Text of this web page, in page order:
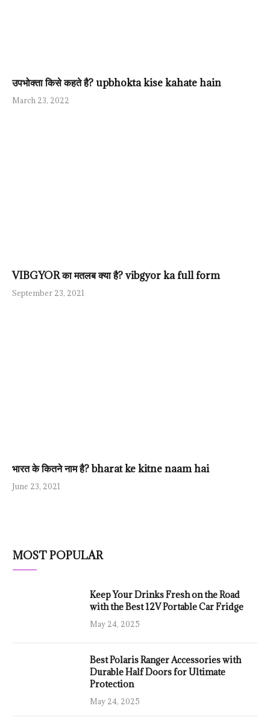
उपभोक्ता किसे कहते है? upbhokta kise kahate hain
March 23, 2022
VIBGYOR का मतलब क्या है? vibgyor ka full form
September 23, 2021
भारत के कितने नाम है? bharat ke kitne naam hai
June 23, 2021
MOST POPULAR
Keep Your Drinks Fresh on the Road
with the Best 12V Portable Car Fridge
May 24, 2025
Best Polaris Ranger Accessories with
Durable Half Doors for Ultimate
Protection
May 24, 2025